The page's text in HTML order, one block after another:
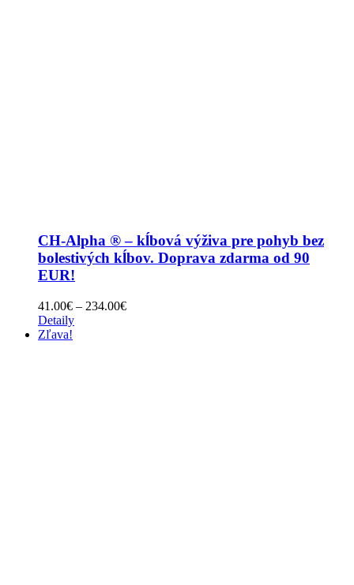
CH-Alpha ® – kĺbová výživa pre pohyb bez
bolestivých kĺbov. Doprava zdarma od 90
EUR!
41.00€ – 234.00€Price
Detaily
Zľava!